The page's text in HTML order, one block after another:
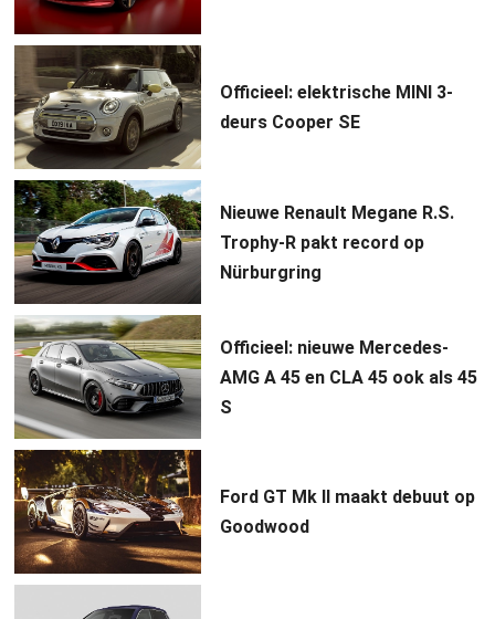
Officieel: elektrische MINI 3-
deurs Cooper SE
Nieuwe Renault Megane R.S.
Trophy-R pakt record op
Nürburgring
Officieel: nieuwe Mercedes-
AMG A 45 en CLA 45 ook als 45
S
Ford GT Mk II maakt debuut op
Goodwood